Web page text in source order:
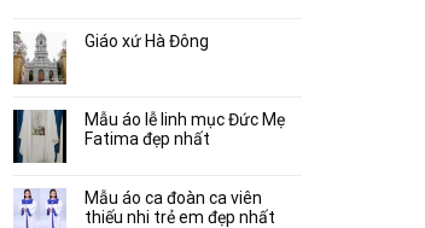
Giáo xứ Hà Đông
Mẫu áo lễ linh mục Đức Mẹ
Fatima đẹp nhất
Mẫu áo ca đoàn ca viên
thiếu nhi trẻ em đẹp nhất